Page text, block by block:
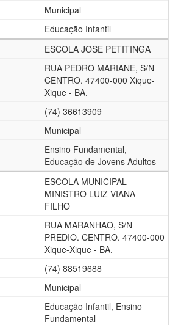
Municipal
Educação Infantil
ESCOLA JOSE PETITINGA
RUA PEDRO MARIANE, S/N
CENTRO. 47400-000 Xique-
Xique - BA.
(74) 36613909
Municipal
Ensino Fundamental,
Educação de Jovens Adultos
ESCOLA MUNICIPAL
MINISTRO LUIZ VIANA
FILHO
RUA MARANHAO, S/N
PREDIO. CENTRO. 47400-000
Xique-Xique - BA.
(74) 88519688
Municipal
Educação Infantil, Ensino
Fundamental